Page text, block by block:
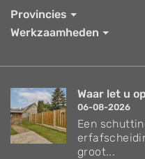
Provincies
Werkzaamheden
Waar let u
06-08-2026
Een
groot...